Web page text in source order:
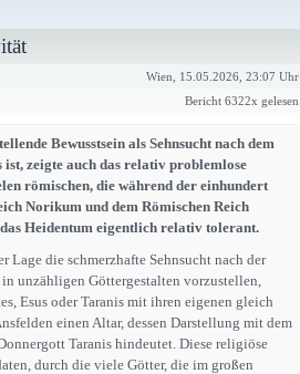
Wien, 15.05.2026, 23:07 Uhr
Bericht 6322x gelesen
Bewusstsein als Sehnsucht nach dem
zeigte auch das relativ problemlose
römischen, die während der einhundert
Norikum und dem Römischen Reich
Heidentum eigentlich relativ tolerant.
die schmerzhafte Sehnsucht nach der
unzähligen Göttergestalten vorzustellen,
Esus oder Taranis mit ihren eigenen gleich
einen Altar, dessen Darstellung mit dem
Taranis hindeutet. Diese religiöse
durch die viele Götter, die im großen